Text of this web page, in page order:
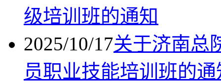
级培训班的通知
2025/10/17关于济南总
员职业技能培训班的通